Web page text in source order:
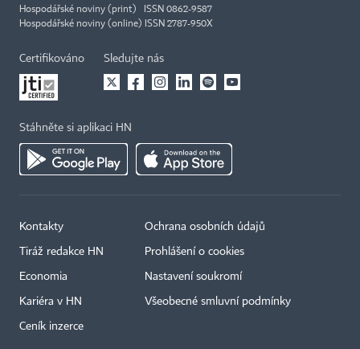
Hospodářské noviny (print) ISSN 0862-9587
Hospodářské noviny (online) ISSN 2787-950X
Certifikováno Sledujte nás
Stáhněte si aplikaci HN
Kontakty
Tiráž redakce HN
Economia
Kariéra v HN
Ceník inzerce
Ochrana osobních údajů
Prohlášení o cookies
Nastavení soukromí
Všeobecné smluvní podmínky